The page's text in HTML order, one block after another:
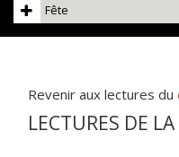
Fête
Revenir aux lectures du
LECTURES DE